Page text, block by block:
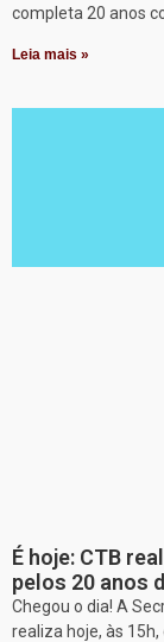
completa 20 anos
Leia mais »
É hoje: CTB
pelos 20 anos
Chegou o dia! A
realiza hoje, às